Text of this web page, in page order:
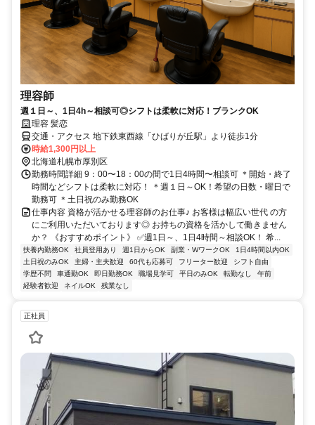
理容師
週１日～、1日4h～相談可◎シフトは柔軟に対応！ブランクOK
理容 髪恋
交通・アクセス 地下鉄東西線「ひばりが丘駅」より徒歩1分
時給1,300円以上
北海道札幌市厚別区
勤務時間詳細 9：00〜18：00の間で1日4時間〜相談可 ＊開始・終了
時間などシフトは柔軟に対応！ ＊週１日～OK！希望の日数・曜日で
勤務可 ＊土日祝のみ勤務OK
仕事内容 資格が活かせる理容師のお仕事♪ お客様は幅広い世代 の方
にご利用いただいております◎ お持ちの資格を活かして働きません
か？ 《おすすめポイント》 ✅週1日～、1日4時間～相談OK！ 希...
扶養内勤務OK 社員登用あり 週1日からOK 副業・WワークOK
1日4時間以内OK
土日祝のみOK
主婦・主夫歓迎 60代も応募可 フリーター歓迎
シフト自由
学歴不問
車通勤OK 即日勤務OK 職場見学可 平日のみOK 転勤なし
午前
経験者歓迎
ネイルOK 残業なし
正社員